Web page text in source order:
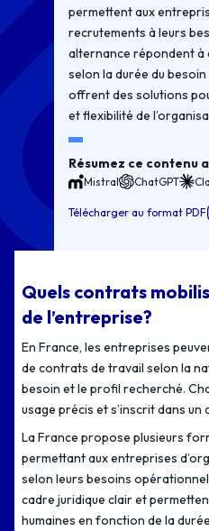
permettent aux
recrutements à leurs
alternance répondent à
selon la durée du
offrent des solutions
et flexibilité de
Résumez ce contenu
Mistral ChatGPT
Télécharger au format PDF
Quels contrats
de l’entreprise?
En France, les entreprises
de contrats de travail selon la
besoin et le profil recherché.
usage précis et s’inscrit dans un
La France propose plusieurs
permettant aux entreprises
selon leurs besoins
cadre juridique clair et
humaines en fonction de la